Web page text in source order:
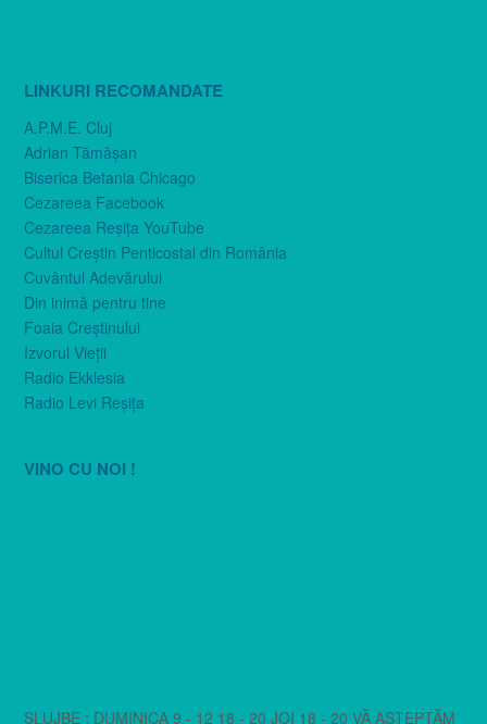
LINKURI RECOMANDATE
A.P.M.E. Cluj
Adrian Tămăşan
Biserica Betania Chicago
Cezareea Facebook
Cezareea Reşiţa YouTube
Cultul Creştin Penticostal din România
Cuvântul Adevărului
Din inimă pentru tine
Foaia Creştinului
Izvorul Vieţii
Radio Ekklesia
Radio Levi Reşiţa
VINO CU NOI !
SLUJBE : DUMINICA 9 - 12 18 - 20 JOI 18 - 20 VĂ AȘTEPTĂM